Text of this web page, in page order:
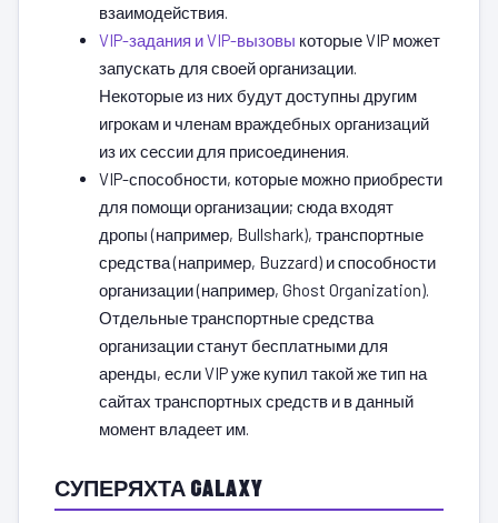
взаимодействия.
VIP-задания и VIP-вызовы которые VIP может
запускать для своей организации.
Некоторые из них будут доступны другим
игрокам и членам враждебных организаций
из их сессии для присоединения.
VIP-способности, которые можно приобрести
для помощи организации; сюда входят
дропы (например, Bullshark), транспортные
средства (например, Buzzard) и способности
организации (например, Ghost Organization).
Отдельные транспортные средства
организации станут бесплатными для
аренды, если VIP уже купил такой же тип на
сайтах транспортных средств и в данный
момент владеет им.
СУПЕРЯХТА GALAXY